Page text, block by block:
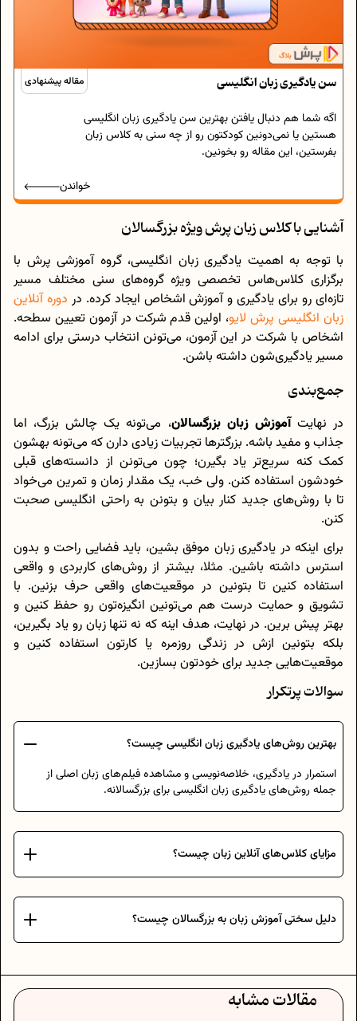
مقاله پیشنهادی سن یادگیری زبان انگلیسی
اگه شما هم دنبال یافتن بهترین سن یادگیری زبان انگلیسی
هستین یا نمی‌دونین کودکتون رو از چه سنی به کلاس زبان
بفرستین، این مقاله رو بخونین.
خواندن
آشنایی با کلاس زبان پرش ویژه بزرگسالان
با توجه به اهمیت یادگیری زبان انگلیسی، گروه آموزشی پرش با
برگزاری کلاس‌هاس تخصصی ویژه گروه‌های سنی مختلف مسیر
تازه‌ای رو برای یادگیری و آموزش اشخاص ایجاد کرده. در دوره آنلاین
زبان انگلیسی پرش لایو، اولین قدم شرکت در آزمون تعیین سطحه.
اشخاص با شرکت در این آزمون، می‌تونن انتخاب درستی برای ادامه
مسیر یادگیری‌شون داشته باشن.
جمع‌بندی
در نهایتآموزش زبان بزرگسالان، می‌تونه یک چالش بزرگ، اما
جذاب و مفید باشه. بزرگترها تجربیات زیادی دارن که می‌تونه بهشون
کمک کنه سریع‌تر یاد بگیرن؛ چون می‌تونن از دانسته‌های قبلی
خودشون استفاده کنن. ولی خب، یک مقدار زمان و تمرین می‌خواد
تا با روش‌های جدید کنار بیان و بتونن به راحتی انگلیسی صحبت
کنن.
برای اینکه در یادگیری زبان موفق بشین، باید فضایی راحت و بدون
استرس داشته باشین. مثلا، بیشتر از روش‌های کاربردی و واقعی
استفاده کنین تا بتونین در موقعیت‌های واقعی حرف بزنین. با
تشویق و حمایت درست هم می‌تونین انگیزه‌تون رو حفظ کنین و
بهتر پیش برین. در نهایت، هدف اینه که نه تنها زبان رو یاد بگیرین،
بلکه بتونین ازش در زندگی روزمره یا کارتون استفاده کنین و
موقعیت‌هایی جدید برای خودتون بسازین.
سوالات پرتکرار
بهترین روش‌های یادگیری زبان انگلیسی چیست؟
استمرار در یادگیری، خلاصه‌نویسی و مشاهده فیلم‌های زبان اصلی از
جمله روش‌های یادگیری زبان انگلیسی برای بزرگسالانه.
مزایای کلاس‌های آنلاین زبان چیست؟
دلیل سختی آموزش زبان به بزرگسالان چیست؟
مقالات مشابه